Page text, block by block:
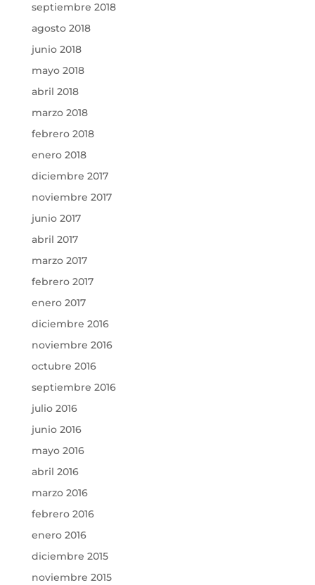
septiembre 2018
agosto 2018
junio 2018
mayo 2018
abril 2018
marzo 2018
febrero 2018
enero 2018
diciembre 2017
noviembre 2017
junio 2017
abril 2017
marzo 2017
febrero 2017
enero 2017
diciembre 2016
noviembre 2016
octubre 2016
septiembre 2016
julio 2016
junio 2016
mayo 2016
abril 2016
marzo 2016
febrero 2016
enero 2016
diciembre 2015
noviembre 2015